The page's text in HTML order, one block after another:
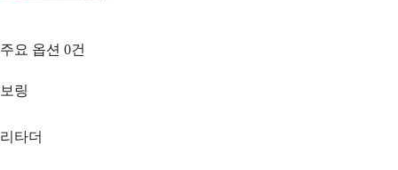
주요 옵션 0건
보링
리타더